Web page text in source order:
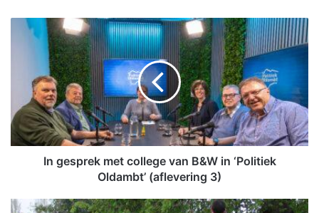
r
e
k
c
In gesprek met college van B&W in ‘Politiek
Oldambt’ (aflevering 3)
Z